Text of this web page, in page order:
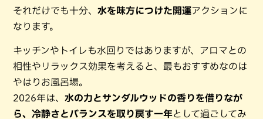
それだけでも十分、 水を味方につけた開運アクションに
なります。
キッチンやトイレも水回りではありますが、アロマとの
相性やリラックス効果を考えると、最もおすすめなのは
やはりお風呂場。
2026年は、 水の力とサンダルウッドの香りを借りなが
ら、冷静さとバランスを取り戻す一年として過ごしてみ